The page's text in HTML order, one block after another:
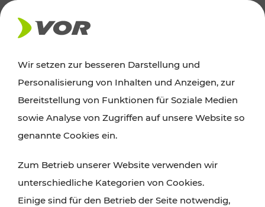
AKTUELLES
News
Alle wichtigen Meldungen zu Fahrplanänderungen,
finden Sie hier im Überblick.
Wir setzen zur besseren Darstellung und
Personalisierung von Inhalten und Anzeigen, zur
Bereitstellung von Funktionen für Soziale Medien
sowie Analyse von Zugriffen auf unsere Website so
genannte Cookies ein.
Zum Betrieb unserer Website verwenden wir
unterschiedliche Kategorien von Cookies.
Einige sind für den Betrieb der Seite notwendig,